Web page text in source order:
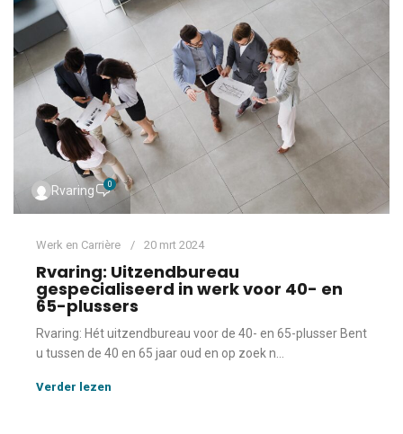
Rvaring 0
Werk en Carrière 20 mrt 2024
Rvaring: Uitzendbureau
gespecialiseerd in werk voor 40- en
65-plussers
Rvaring: Hét uitzendbureau voor de 40- en 65-plusser Bent
u tussen de 40 en 65 jaar oud en op zoek n...
Verder lezen